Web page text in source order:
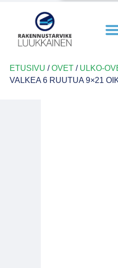
ETUSIVU /OVET/ ULKO-
VALKEA 6 RUUTUA 9×21